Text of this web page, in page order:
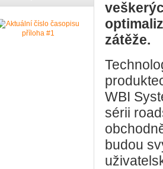
zátěže.
WBI
sérii
budou